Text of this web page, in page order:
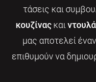
τάσεις και
κουζίναςκαι
μας αποτελεί
επιθυμούν να